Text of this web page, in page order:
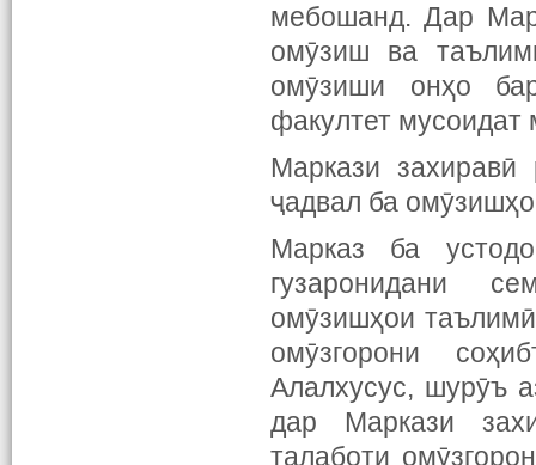
мебошанд. Дар
омӯзиш ва
омӯзиши онҳо
факултет
Маркази
ҷадвал ба
Марказ ба
гузаронидани
омӯзишҳои
омӯзгорони
Алалхусус, шурӯъ
дар Маркази
талаботи